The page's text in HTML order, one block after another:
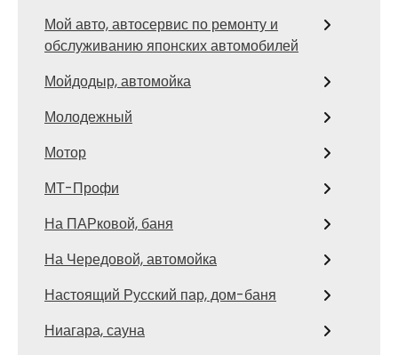
Мой авто, автосервис по ремонту и
обслуживанию японских автомобилей
Мойдодыр, автомойка
Молодежный
Мотор
МТ-Профи
На ПАРковой, баня
На Чередовой, автомойка
Настоящий Русский пар, дом-баня
Ниагара, сауна